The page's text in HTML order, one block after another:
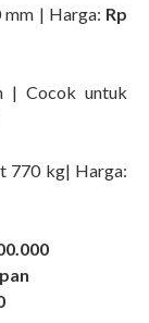
mm | Harga: Rp
| Cocok untuk
770 kg| Harga: